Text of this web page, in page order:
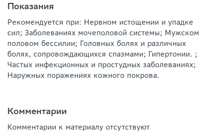
Показания
Рекомендуется при: Нервном истощении и упадке
сил; Заболеваниях мочеполовой системы; Мужском
половом бессилии; Головных болях и различных
болях, сопровождающихся спазмами; Гипертонии. ;
Частых инфекционных и простудных заболеваниях;
Наружных поражениях кожного покрова.
Комментарии
Комментарии к материалу отсутствуют